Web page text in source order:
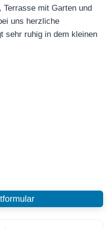
Terrasse mit Garten und
uns herzliche
sehr ruhig in dem kleinen